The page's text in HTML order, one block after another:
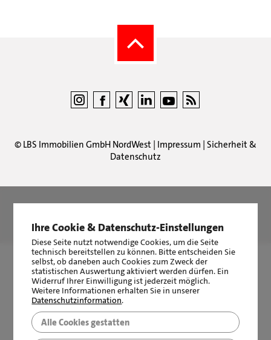
© LBS Immobilien GmbH NordWest | Impressum | Sicherheit &
Datenschutz
|2510Bewertungen auf ProvenExpert.com
Ihre Cookie & Datenschutz-Einstellungen
Diese Seite nutzt notwendige Cookies, um die Seite
technisch bereitstellen zu können. Bitte entscheiden Sie
selbst, ob daneben auch Cookies zum Zweck der
statistischen Auswertung aktiviert werden dürfen. Ein
Widerruf Ihrer Einwilligung ist jederzeit möglich.
Weitere Informationen erhalten Sie in unserer
Datenschutzinformation.
Alle Cookies gestatten